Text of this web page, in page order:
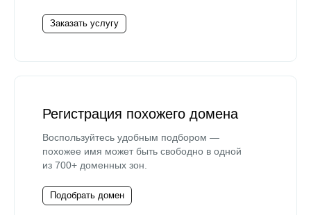
Заказать услугу
Регистрация похожего домена
Воспользуйтесь удобным подбором —
похожее имя может быть свободно в одной
из 700+ доменных зон.
Подобрать домен